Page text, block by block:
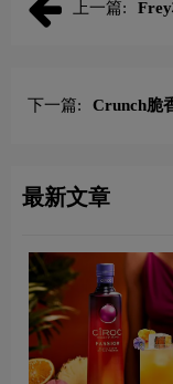
上一篇:
下一篇:
Crunch脆
最新文章